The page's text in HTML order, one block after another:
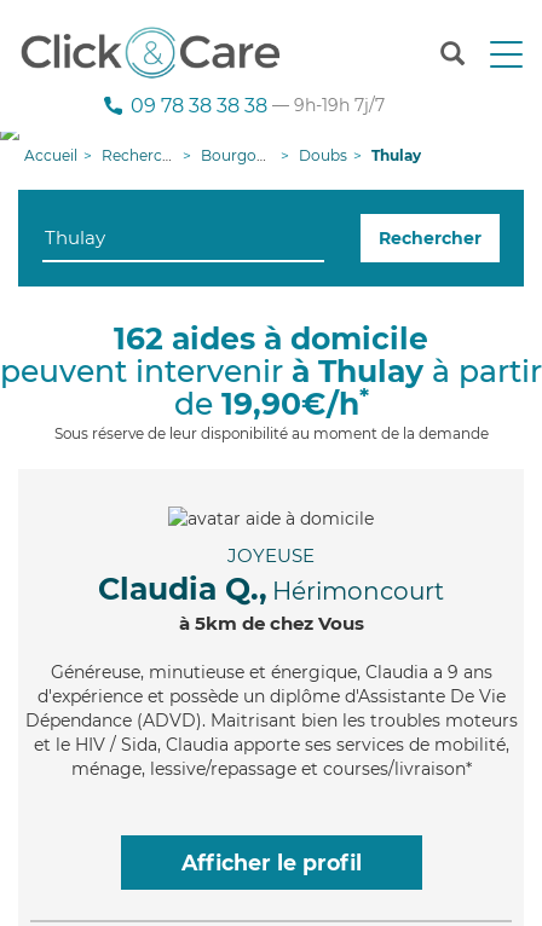
T
n
g
i
09 78 38 38 38 — 9h-19h 7j/7
Accueil Recherche aide à domicile Bourgogne-Franche-Comté Doubs Thulay
Rechercher
162 aides à domicile
peuvent intervenir à Thulay à partir
de 19,90€/h*
Sous réserve de leur disponibilité au moment de la demande
JOYEUSE
Claudia Q., Hérimoncourt
à 5km de chez Vous
Généreuse, minutieuse et énergique, Claudia a 9 ans
d'expérience et possède un diplôme d'Assistante De Vie
Dépendance (ADVD). Maitrisant bien les troubles moteurs
et le HIV / Sida, Claudia apporte ses services de mobilité,
ménage, lessive/repassage et courses/livraison*
Afficher le profil